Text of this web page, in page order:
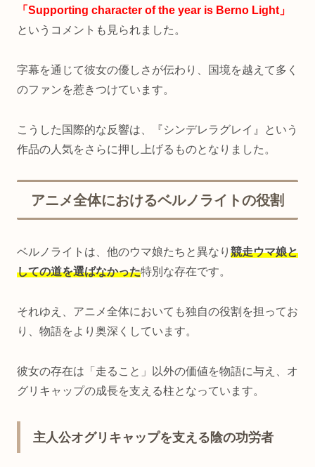
「Supporting character of the year is Berno Light」
というコメントも見られました。
字幕を通じて彼女の優しさが伝わり、国境を越えて多く
のファンを惹きつけています。
こうした国際的な反響は、『シンデレラグレイ』という
作品の人気をさらに押し上げるものとなりました。
アニメ全体におけるベルノライトの役割
ベルノライトは、他のウマ娘たちと異なり 競走ウマ娘と
しての道を選ばなかった特別な存在です。
それゆえ、アニメ全体においても独自の役割を担ってお
り、物語をより奥深くしています。
彼女の存在は「走ること」以外の価値を物語に与え、オ
グリキャップの成長を支える柱となっています。
主人公オグリキャップを支える陰の功労者